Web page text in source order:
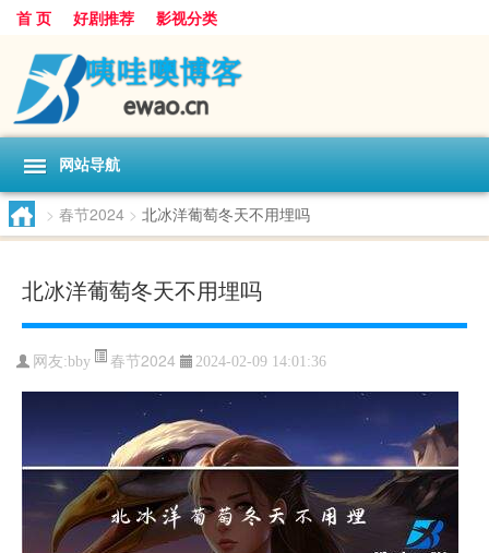
首 页 好剧推荐 影视分类
网站导航
> 春节2024 > 北冰洋葡萄冬天不用埋吗
北冰洋葡萄冬天不用埋吗
网友:bby 春节2024 2024-02-09 14:01:36